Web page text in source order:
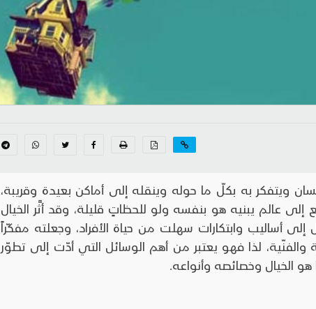
ويتفكر به بكلّ ما حوله وينقله إلى أماكن بعيدة وقريبة،
عالم يبنيه هو بنفسه ولو للحظاتٍ قليلة، وقد أثَّر الخيال
أساليب وابتكارات سهلت من حياة الأفراد، وجعلته مفكّراً
والفنّية، لذا فهو يعتبر من أهم الوسائل التي أدّت إلى تطوّر
الخيال وخصائصه وأنواعه.